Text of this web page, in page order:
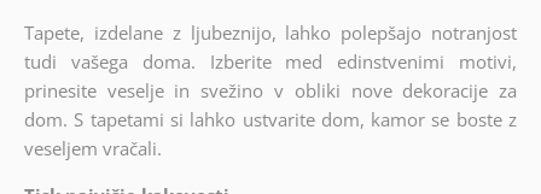
Tapete, izdelane z ljubeznijo, lahko polepšajo notranjost
tudi vašega doma. Izberite med edinstvenimi motivi,
prinesite veselje in svežino v obliki nove dekoracije za
dom. S tapetami si lahko ustvarite dom, kamor se boste z
veseljem vračali.